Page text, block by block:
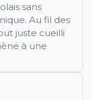
sans
Au fil des
juste cueilli
à une